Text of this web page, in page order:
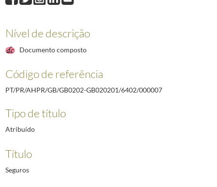
000008 Telegramas MNE
000010
Dossier de informação II
Programa do ato inaugural da XXII Cimeira Ibero-Americana de
Nível de descrição
Documento composto
Código de referência
PT/PR/AHPR/GB/GB0202-GB020201/6402/000007
Tipo de título
Atribuído
Título
Seguros